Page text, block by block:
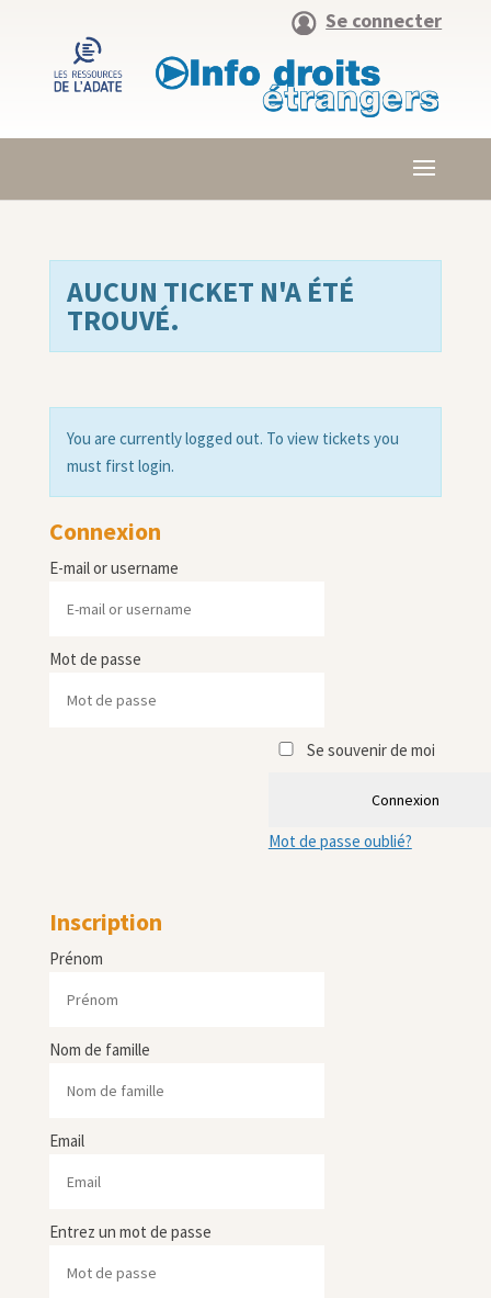
Se connecter
AUCUN TICKET N'A ÉTÉ
TROUVÉ.
You are currently logged out. To view tickets you
must first login.
Connexion
E-mail or username
Mot de passe
Se souvenir de moi
Connexion
Mot de passe oublié?
Inscription
Prénom
Nom de famille
Email
Entrez un mot de passe